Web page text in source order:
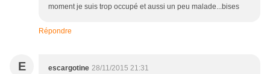
moment je suis trop occupé et aussi un peu malade...bises
Répondre
E escargotine 28/11/2015 21:31